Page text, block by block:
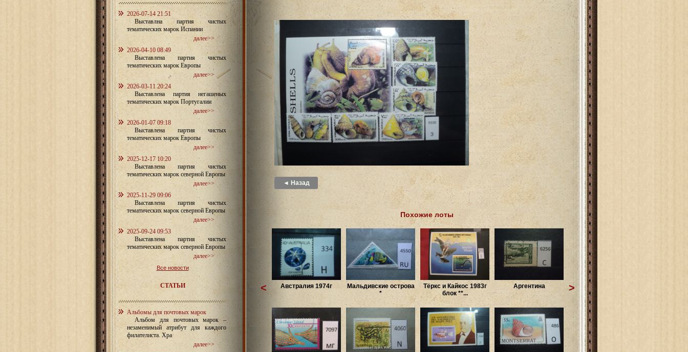
2026-07-14 21:51
Выставлна партия чистых
тематических марок Испании
далее>>
2026-04-10 08:49
Выставлена партия чистых
тематических марок Европы
далее>>
2026-03-11 20:24
Выставлена партия негашеных
тематических марок Португалии
далее>>
2026-01-07 09:18
Выставлена партия чистых
тематических марок Европы
далее>>
2025-12-17 10:20
Выставлена партия чистых
тематических марок северной Европы
далее>>
2025-11-29 09:06
Выставлена партия чистых
тематических марок северной Европы
далее>>
2025-09-24 09:53
Выставлена партия чистых
тематических марок северной Европы
далее>>
Все новости
СТАТЬИ
Альбомы для почтовых марок
Альбом для почтовых марок –
незаменимый атрибут для каждого
филателиста. Хра
далее>>
◄ Назад
Похожие лоты
Австралия 1974г
Мальдивские острова
*
Тёркс и Кайкос 1983г
блок **...
Аргентина
< >